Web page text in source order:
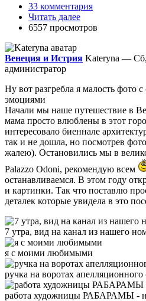
33 комментария
Читать далее
6557 просмотров
Венеция и Истрия Kateryna —
администратор
Ну вот разгребла я малость фото
эмоциями
Начали мы наше путешествие в
мама просто влюблены в этот
интересовало биеннале
так и не дошла, но посмотрев
жалею). Остановились мы в
Palazzo Odoni, рекомендую всем
останавливаемся. В этом году
и картинки. Так что поставлю
деталек которые увидела в это
7 утра, вид на канал из нашего
я с моими любимыми
ручка на воротах апелляционного
работа художницы РАБАРАМЫ -